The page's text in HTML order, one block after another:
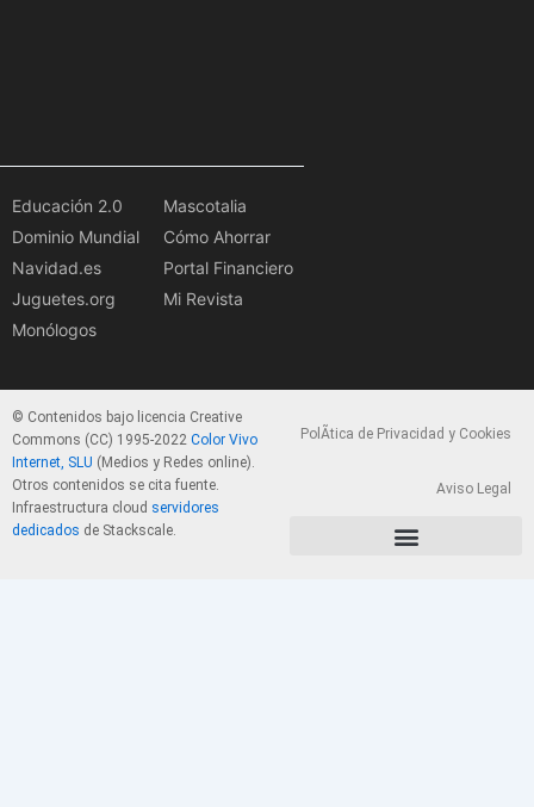
Educación 2.0
Dominio Mundial
Navidad.es
Juguetes.org
Monólogos
Mascotalia
Cómo Ahorrar
Portal Financiero
Mi Revista
© Contenidos bajo licencia Creative
Commons (CC) 1995-2022 Color Vivo
Internet, SLU (Medios y Redes online).
Otros contenidos se cita fuente.
Infraestructura cloud servidores
dedicados de Stackscale.
PolÃ­tica de Privacidad y Cookies
Aviso Legal